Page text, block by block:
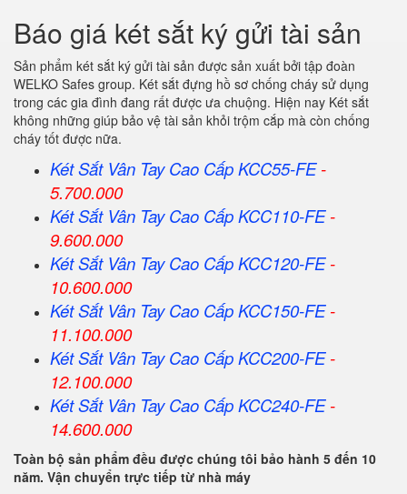
Báo giá két sắt ký gửi tài sản
Sản phẩm két sắt ký gửi tài sản được sản xuất bởi tập đoàn
WELKO Safes group. Két sắt đựng hồ sơ chống cháy sử dụng
trong các gia đình đang rất được ưa chuộng. Hiện nay Két sắt
không những giúp bảo vệ tài sản khỏi trộm cắp mà còn chống
cháy tốt được nữa.
Két Sắt Vân Tay Cao Cấp KCC55-FE-
5.700.000
Két Sắt Vân Tay Cao Cấp KCC110-FE-
9.600.000
Két Sắt Vân Tay Cao Cấp KCC120-FE-
10.600.000
Két Sắt Vân Tay Cao Cấp KCC150-FE-
11.100.000
Két Sắt Vân Tay Cao Cấp KCC200-FE-
12.100.000
Két Sắt Vân Tay Cao Cấp KCC240-FE-
14.600.000
Toàn bộ sản phẩm đều được chúng tôi bảo hành 5 đến 10
năm. Vận chuyển trực tiếp từ nhà máy